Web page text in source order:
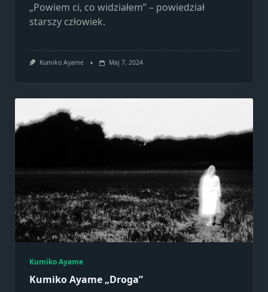
„Powiem ci, co widziałem” – powiedział
starszy człowiek.
Kumiko Ayame Maj 7, 2024
Kumiko Ayame
Kumiko Ayame „Droga”